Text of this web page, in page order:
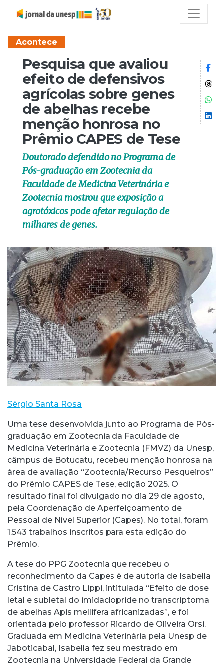
Acontece
Pesquisa que avaliou
efeito de defensivos
agrícolas sobre genes
de abelhas recebe
menção honrosa no
Prêmio CAPES de Tese
Doutorado defendido no Programa de
Pós-graduação em Zootecnia da
Faculdade de Medicina Veterinária e
Zootecnia mostrou que exposição a
agrotóxicos pode afetar regulação de
milhares de genes.
Sérgio Santa Rosa
Uma tese desenvolvida junto ao Programa de Pós-
graduação em Zootecnia da Faculdade de
Medicina Veterinária e Zootecnia (FMVZ) da Unesp,
câmpus de Botucatu, recebeu menção honrosa na
área de avaliação “Zootecnia/Recurso Pesqueiros”
do Prêmio CAPES de Tese, edição 2025. O
resultado final foi divulgado no dia 29 de agosto,
pela Coordenação de Aperfeiçoamento de
Pessoal de Nível Superior (Capes). No total, foram
1.543 trabalhos inscritos para esta edição do
Prêmio.
A tese do PPG Zootecnia que recebeu o
reconhecimento da Capes é de autoria de Isabella
Cristina de Castro Lippi, intitulada “Efeito de dose
letal e subletal do imidaclopride no transcriptoma
de abelhas Apis mellifera africanizadas”, e foi
orientada pelo professor Ricardo de Oliveira Orsi.
Graduada em Medicina Veterinária pela Unesp de
Jaboticabal, Isabella fez seu mestrado em
Zootecnia na Universidade Federal da Grande